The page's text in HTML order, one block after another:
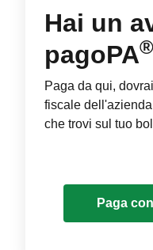
Hai un
pagoPA®
Paga da qui,
fiscale
che trovi sul tuo
Paga